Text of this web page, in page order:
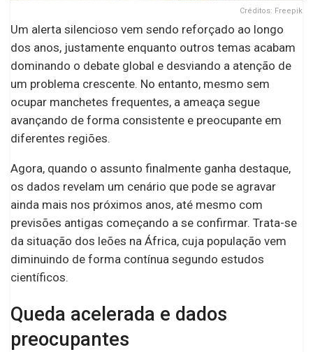
Créditos: Freepik
Um alerta silencioso vem sendo reforçado ao longo
dos anos, justamente enquanto outros temas acabam
dominando o debate global e desviando a atenção de
um problema crescente. No entanto, mesmo sem
ocupar manchetes frequentes, a ameaça segue
avançando de forma consistente e preocupante em
diferentes regiões.
Agora, quando o assunto finalmente ganha destaque,
os dados revelam um cenário que pode se agravar
ainda mais nos próximos anos, até mesmo com
previsões antigas começando a se confirmar. Trata-se
da situação dos leões na África, cuja população vem
diminuindo de forma contínua segundo estudos
científicos.
Queda acelerada e dados
preocupantes